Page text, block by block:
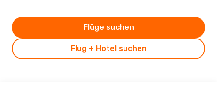
Flug + Hotel suchen
Flüge suchen